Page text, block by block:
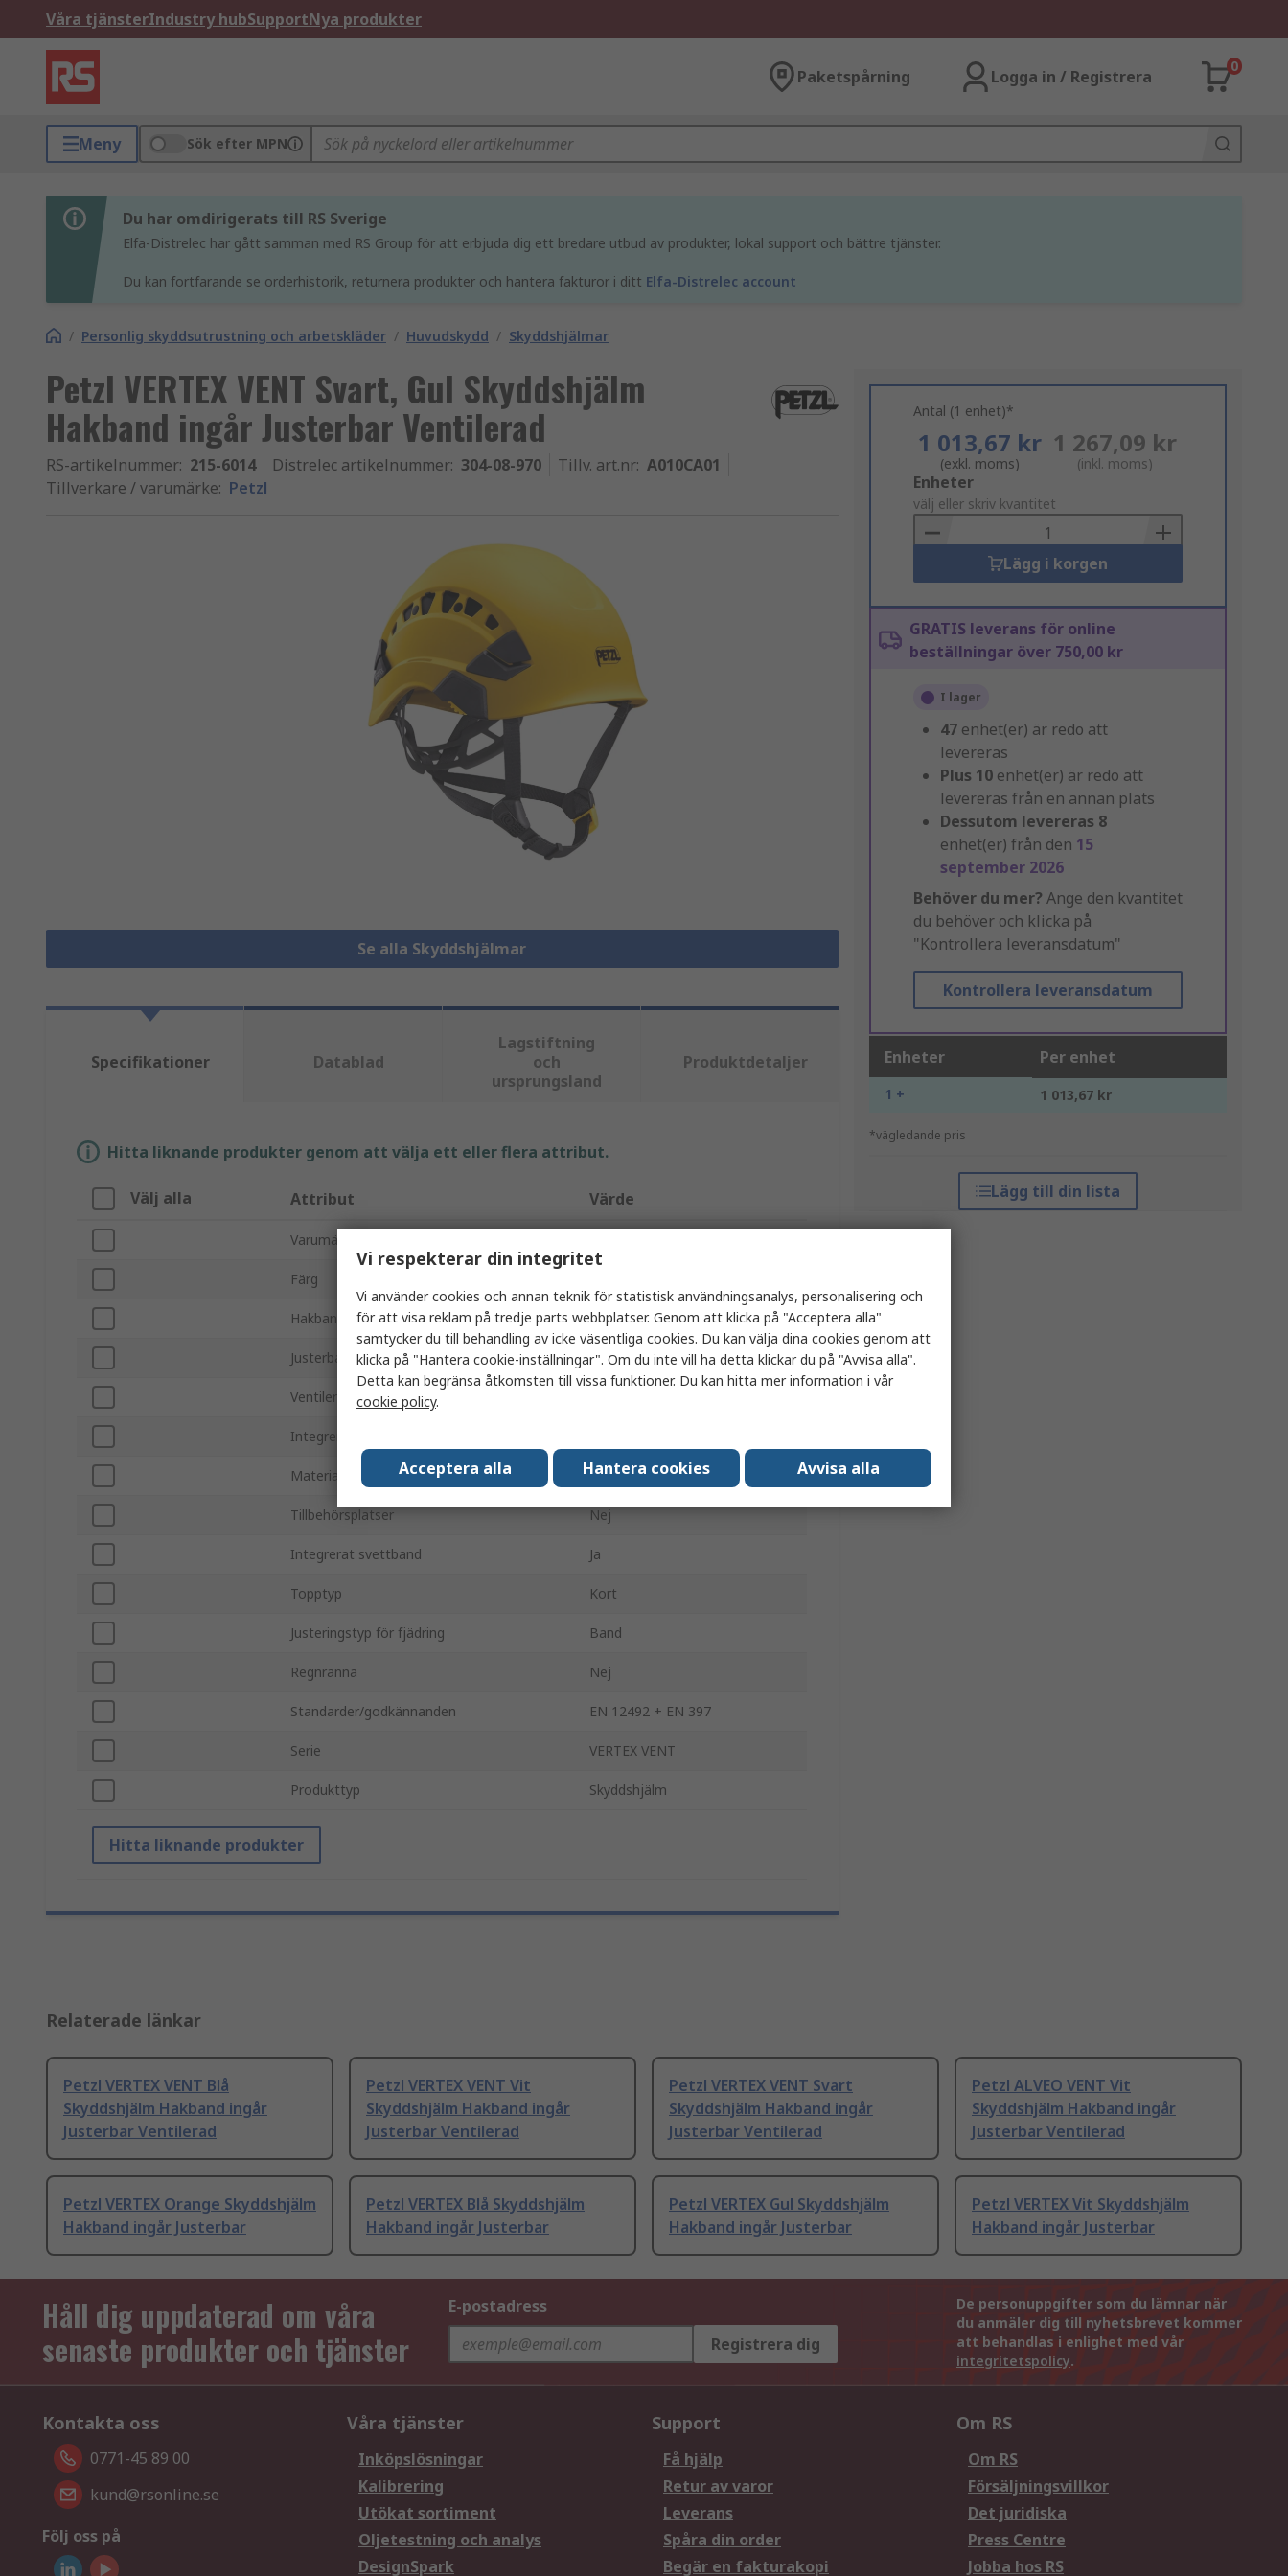
Våra tjänsterIndustry hubSupportNya produkter
Paketspårning Logga in / Registrera
0
Meny Sök efter MPN
Du har omdirigerats till RS Sverige
Elfa-Distrelec har gått samman med RS Group för att erbjuda dig ett bredare utbud av produkter, lokal support och bättre tjänster.
Du kan fortfarande se orderhistorik, returnera produkter och hantera fakturor i ditt Elfa-Distrelec account
/ Personlig skyddsutrustning och arbetskläder / Huvudskydd / Skyddshjälmar
Petzl VERTEX VENT Svart, Gul Skyddshjälm
Hakband ingår Justerbar Ventilerad
RS-artikelnummer: 215-6014 Distrelec artikelnummer: 304-08-970 Tillv. art.nr: A010CA01
Tillverkare / varumärke: Petzl
Se alla Skyddshjälmar
Antal (1 enhet)*
1 013,67 kr
(exkl. moms)
1 267,09 kr
(inkl. moms)
Add
to
Basket
Enheter
välj eller skriv kvantitet
Lägg i korgen
GRATIS leverans för online
beställningar över 750,00 kr
I lager
47 enhet(er) är redo att
levereras
Plus 10 enhet(er) är redo att
levereras från en annan plats
Dessutom levereras 8
enhet(er) från den 15
september 2026
Behöver du mer? Ange den kvantitet
du behöver och klicka på
"Kontrollera leveransdatum"
Kontrollera leveransdatum
Enheter Per enhet
1 + 1 013,67 kr
*vägledande pris
Lägg till din lista
Specifikationer Datablad
Lagstiftning
och
ursprungsland
Produktdetaljer
Hitta liknande produkter genom att välja ett eller flera attribut.
Välj alla Attribut Värde
Varumärke
Färg
Hakband ingår Ja
Justerbar Ja
Ventilerad
Integrerat ögonskydd
Material ABS
Tillbehörsplatser Nej
Integrerat svettband Ja
Topptyp Kort
Justeringstyp för fjädring Band
Regnränna Nej
Standarder/godkännanden EN 12492 + EN 397
Serie VERTEX VENT
Produkttyp Skyddshjälm
Hitta liknande produkter
Relaterade länkar
Petzl VERTEX VENT Blå
Skyddshjälm Hakband ingår
Justerbar Ventilerad
Petzl VERTEX VENT Vit
Skyddshjälm Hakband ingår
Justerbar Ventilerad
Petzl VERTEX VENT Svart
Skyddshjälm Hakband ingår
Justerbar Ventilerad
Petzl ALVEO VENT Vit
Skyddshjälm Hakband ingår
Justerbar Ventilerad
Petzl VERTEX Orange Skyddshjälm
Hakband ingår Justerbar
Petzl VERTEX Blå Skyddshjälm
Hakband ingår Justerbar
Petzl VERTEX Gul Skyddshjälm
Hakband ingår Justerbar
Petzl VERTEX Vit Skyddshjälm
Hakband ingår Justerbar
Håll dig uppdaterad om våra
senaste produkter och tjänster
E-postadress
Registrera dig
De personuppgifter som du lämnar när
du anmäler dig till nyhetsbrevet kommer
att behandlas i enlighet med vår
integritetspolicy.
Kontakta oss
0771-45 89 00
kund@rsonline.se
Följ oss på
Våra tjänster
Inköpslösningar
Kalibrering
Utökat sortiment
Oljetestning och analys
DesignSpark
Support
Få hjälp
Retur av varor
Leverans
Spåra din order
Begär en fakturakopi
Om RS
Om RS
Försäljningsvillkor
Det juridiska
Press Centre
Jobba hos RS
Vi respekterar din integritet
Vi använder cookies och annan teknik för statistisk användningsanalys, personalisering och
för att visa reklam på tredje parts webbplatser. Genom att klicka på "Acceptera alla"
samtycker du till behandling av icke väsentliga cookies. Du kan välja dina cookies genom att
klicka på "Hantera cookie-inställningar". Om du inte vill ha detta klickar du på "Avvisa alla".
Detta kan begränsa åtkomsten till vissa funktioner. Du kan hitta mer information i vår
cookie policy.
Acceptera alla Hantera cookies Avvisa alla